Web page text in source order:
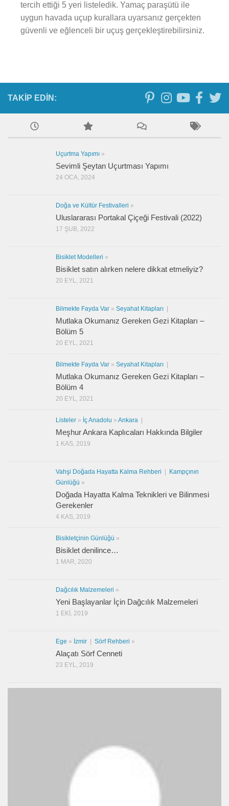
tercih ettiği 5 yeri listeledik. Yamaç paraşütü ile
uygun havada uçup kurallara uyarsanız gerçekten
güvenli ve eğlenceli bir uçuş gerçekleştirebilirsiniz.
TAKIP EDIN:
Uçurtma Yapımı »
Sevimli Şeytan Uçurtması Yapımı
24 OCA, 2024
Doğa ve Kültür Festivalleri »
Uluslararası Portakal Çiçeği Festivali (2022)
17 ŞUB, 2022
Bisiklet Modelleri »
Bisiklet satın alırken nelere dikkat etmeliyiz?
20 EYL, 2021
Bilmekte Fayda Var » Seyahat Kitapları
Mutlaka Okumanız Gereken Gezi Kitapları –
Bölüm 5
20 EYL, 2021
Bilmekte Fayda Var » Seyahat Kitapları
Mutlaka Okumanız Gereken Gezi Kitapları –
Bölüm 4
20 EYL, 2021
Listeler » İç Anadolu » Ankara
Meşhur Ankara Kaplıcaları Hakkında Bilgiler
1 KAS, 2019
Vahşi Doğada Hayatta Kalma Rehberi
Kampçının
Günlüğü »
Doğada Hayatta Kalma Teknikleri ve Bilinmesi
Gerekenler
4 KAS, 2019
Bisikletçinin Günlüğü »
Bisiklet denilince…
1 MAR, 2020
Dağcılık Malzemeleri »
Yeni Başlayanlar İçin Dağcılık Malzemeleri
1 EKI, 2019
Ege » İzmir Sörf Rehberi »
Alaçatı Sörf Cenneti
23 EYL, 2019